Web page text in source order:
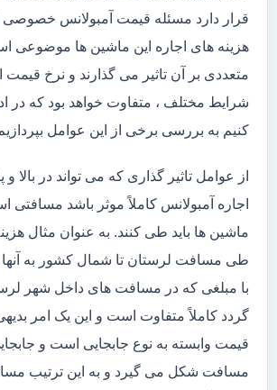
قرار دارد مسئله قیمت آمبولانس
هزینه های اجاره این ماشین ها موضوعی
متعددی بر آن تاثیر می گذارند و نرخ قیمت
شرایط مختلف ، متفاوت خواهد بود که در
کنیم به بررسی برخی از این عوامل
از عوامل تاثیر گذاری که می تواند در بالا و
اجاره آمبولانس کاملاً موثر باشد مسافتی
ماشین ها باید طی کنند. به عنوان مثال
طی مسافت لرستان تا شمال کشور به آنها
با مبلغی که در مسافت های داخل شهر
گردد کاملاً متفاوت است و این یک امر
قیمت وابسته به نوع جابجایی است و
مسافت شکل می گیرد و به این ترتیب